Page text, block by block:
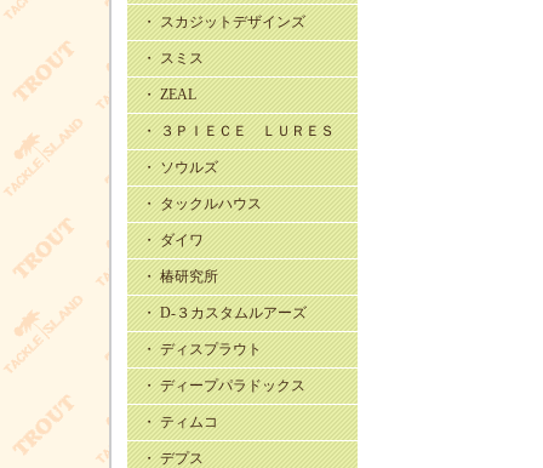
・ スカジットデザインズ
・ スミス
・ ZEAL
・ ３ＰＩＥＣＥ ＬＵＲＥＳ
・ ソウルズ
・ タックルハウス
・ ダイワ
・ 椿研究所
・ D-３カスタムルアーズ
・ ディスプラウト
・ ディープパラドックス
・ ティムコ
・ デプス